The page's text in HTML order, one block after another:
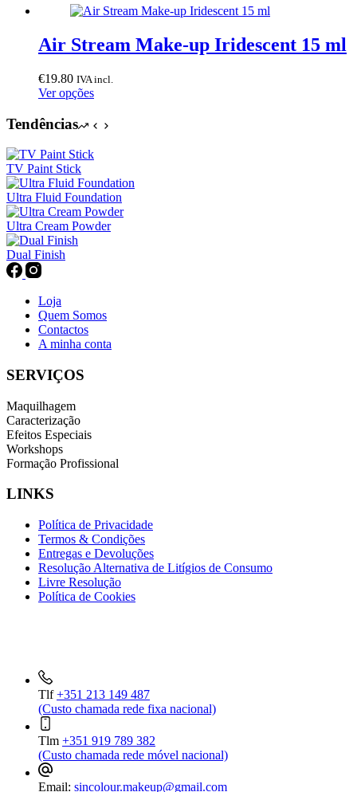
has
variants.
The
may
be
on
product
Air Stream Make-up Iridescent 15 ml
€19.80 IVA incl.
Ver opçõesThis
has
variants.
The
options
may
be
chosen
on
Tendências
TV Paint Stick
Ultra Fluid Foundation
Ultra Cream Powder
Dual Finish
Loja
Quem Somos
Contactos
A minha conta
SERVIÇOS
Maquilhagem
Caracterização
Efeitos Especiais
Workshops
Formação Profissional
LINKS
Política de Privacidade
Termos & Condições
Entregas e Devoluções
Resolução Alternativa de Litígios de Consumo
Livre Resolução
Política de Cookies
Tlf+351 213 149 487
(Custo chamada rede fixa nacional)
Tlm +351 919 789 382
(Custo chamada rede móvel nacional)
Email: sincolour.makeup@gmail.com